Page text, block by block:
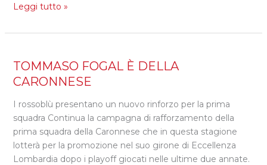
Leggi tutto »
TOMMASO FOGAL È DELLA
CARONNESE
I rossoblù presentano un nuovo rinforzo per la prima
squadra Continua la campagna di rafforzamento della
prima squadra della Caronnese che in questa stagione
lotterà per la promozione nel suo girone di Eccellenza
Lombardia dopo i playoff giocati nelle ultime due annate.
TOMMASO
FOGAL
DELLA
CARONNESE